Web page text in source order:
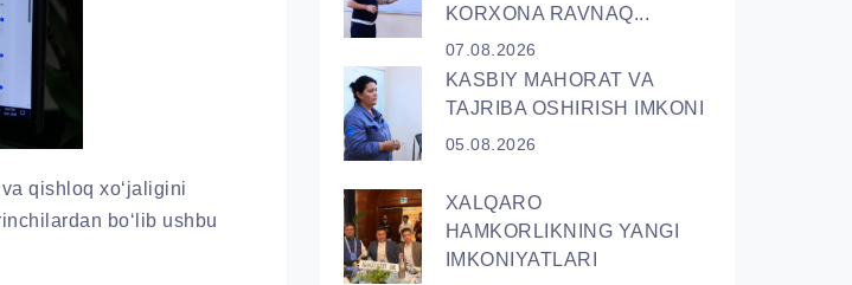
qishloq xo‘jaligini
bo‘lib ushbu
KORXONA RAVNAQ...
07.08.2026
KASBIY MAHORAT VA
TAJRIBA OSHIRISH IMKONI
05.08.2026
XALQARO
HAMKORLIKNING YANGI
IMKONIYATLARI